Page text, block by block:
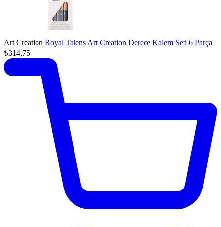
Art Creation Royal Talens Art Creation Derece Kalem Seti 6 Parça
₺314,75